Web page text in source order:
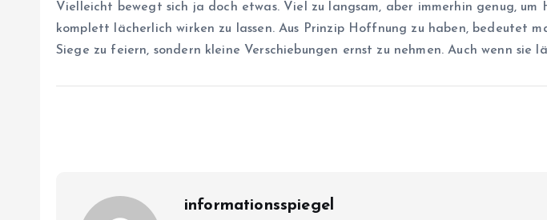
Vielleicht bewegt sich ja doch etwas. Viel zu langsam, aber immerhin genug, um
komplett lächerlich wirken zu lassen. Aus Prinzip Hoffnung zu haben, bedeutet
Siege zu feiern, sondern kleine Verschiebungen ernst zu nehmen. Auch wenn sie
informationsspiegel